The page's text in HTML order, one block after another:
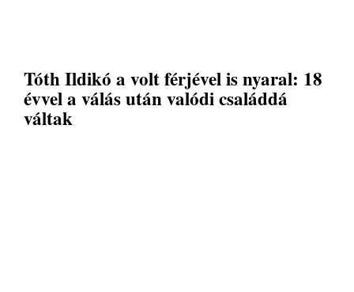
Tóth Ildikó a volt férjével is nyaral: 18
évvel a válás után valódi családdá
váltak